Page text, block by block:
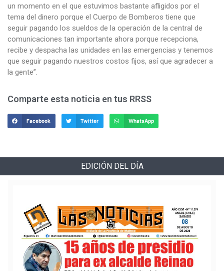
un momento en el que estuvimos bastante afligidos por el
tema del dinero porque el Cuerpo de Bomberos tiene que
seguir pagando los sueldos de la operación de la central de
comunicaciones tan importante ahora porque recepciona,
recibe y despacha las unidades en las emergencias y tenemos
que seguir pagando nuestros costos fijos, así que agradecer a
la gente”.
Comparte esta noticia en tus RRSS
Facebook Twitter WhatsApp
EDICIÓN DEL DÍA